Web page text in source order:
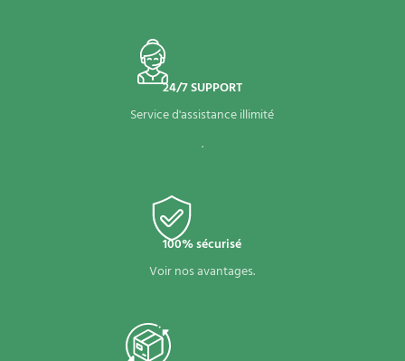
24/7 SUPPORT
Service d'assistance illimité
.
100% sécurisé
Voir nos avantages.